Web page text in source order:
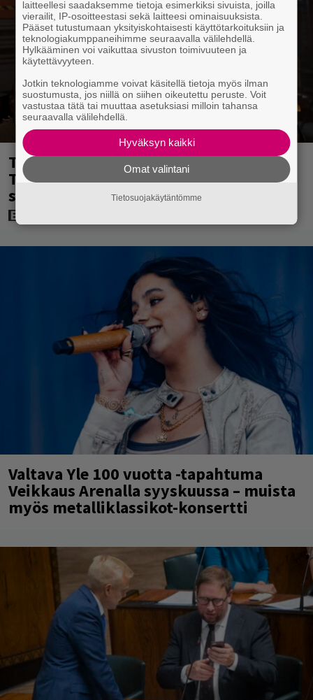
Tänään tv:ssä: Steven Spielbergin ja
Tom Cruisen kaveruus loppui 21 vuotta
sitten – Syynä Cruisen nolo käytös
Valtava Yle 100 vuotta -tapahtuma
Veikkaus Arenalla syyskuussa – muista
myös metalliklassikot-konsertti
laitteellesi saadaksemme tietoja esimerkiksi sivuista, joilla
vierailit, IP-osoitteestasi sekä laitteesi ominaisuuksista.
Pääset tutustumaan yksityiskohtaisesti käyttötarkoituksiin ja
teknologiakumppaneihimme seuraavalla välilehdellä.
Hylkääminen voi vaikuttaa sivuston toimivuuteen ja
käytettävyyteen.
Jotkin teknologiamme voivat käsitellä tietoja myös ilman
suostumusta, jos niillä on siihen oikeutettu peruste. Voit
vastustaa tätä tai muuttaa asetuksiasi milloin tahansa
seuraavalla välilehdellä.
Hyväksyn kaikki
Omat valintani
Tietosuojakäytäntömme